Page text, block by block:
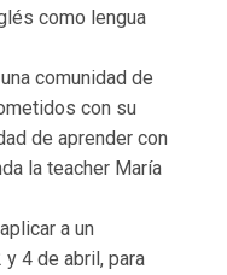
como lengua
comunidad de
con su
de aprender con
la teacher María
a un
4 de abril, para